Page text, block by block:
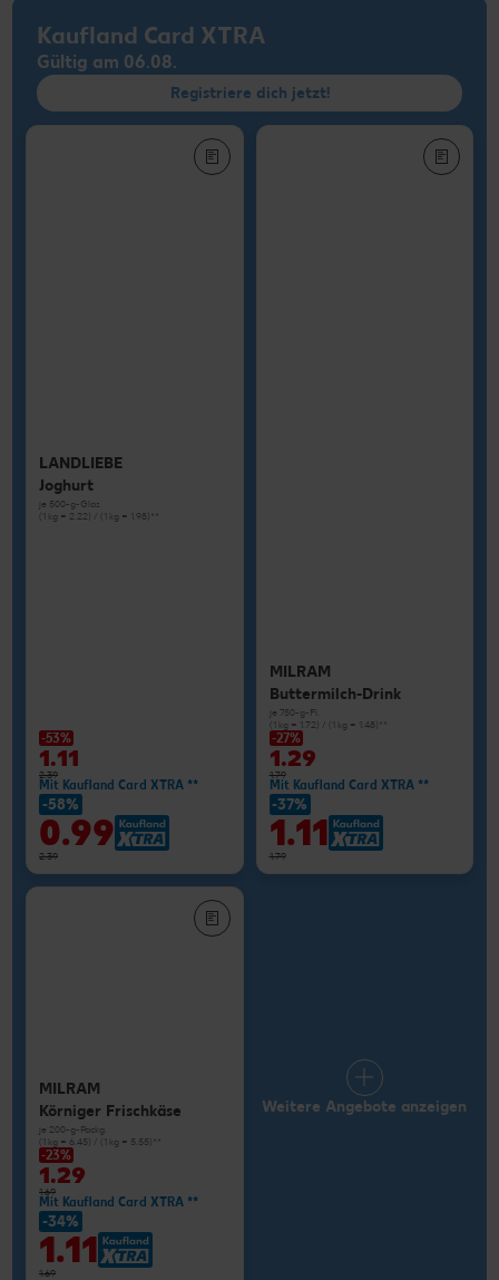
Kaufland Card XTRA
Gültig am 06.08.
Registriere dich jetzt!
LANDLIEBE
Joghurt
je 500-g-Glas
(1 kg = 2.22) / (1 kg = 1.98)**
-53%
1.11
2.39
Mit Kaufland Card XTRA **
-58%
0.99
2.39
MILRAM
Buttermilch-Drink
je 750-g-Fl.
(1 kg = 1.72) / (1 kg = 1.48)**
-27%
1.29
1.79
Mit Kaufland Card XTRA **
-37%
1.11
1.79
MILRAM
Körniger Frischkäse
je 200-g-Packg.
(1 kg = 6.45) / (1 kg = 5.55)**
-23%
1.29
1.69
Mit Kaufland Card XTRA **
-34%
1.11
1.69
Weitere Angebote anzeigen